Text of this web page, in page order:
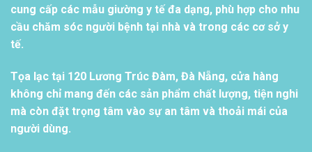
cung cấp các mẫu giường y tế đa dạng, phù hợp cho nhu
cầu chăm sóc người bệnh tại nhà và trong các cơ sở y
tế.
Tọa lạc tại 120 Lương Trúc Đàm, Đà Nẵng, cửa hàng
không chỉ mang đến các sản phẩm chất lượng, tiện nghi
mà còn đặt trọng tâm vào sự an tâm và thoải mái của
người dùng.